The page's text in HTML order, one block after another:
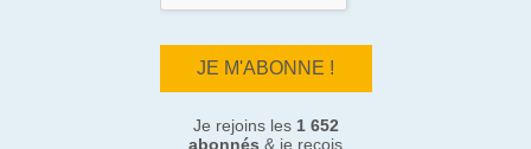
Je rejoins les 1 652
abonnés & je reçois